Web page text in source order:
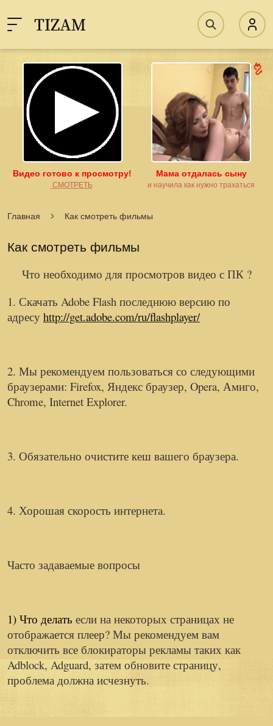
Видео готово к просмотру!
͟С͟М͟О͟Т͟Р͟Е͟Т͟Ь
Мама отдалась сыну
и научила как нужно трахаться
Главная Как смотреть фильмы
Как смотреть фильмы
Что необходимо для просмотров видео с ПК ?
1. Скачать Adobe Flash последнюю версию по
адресу http://get.adobe.com/ru/flashplayer/
2. Мы рекомендуем пользоваться со следующими
браузерами: Firefox, Яндекс браузер, Opera, Амиго,
Chrome, Internet Explorer.
3. Обязательно очистите кеш вашего браузера.
4. Хорошая скорость интернета.
Часто задаваемые вопросы
1) Что делать если на некоторых страницах не
отображается плеер? Мы рекомендуем вам
отключить все блокираторы рекламы таких как
Adblock, Adguard, затем обновите страницу,
проблема должна исчезнуть.
Юля, 38 лет. (1км от вас) 11:16